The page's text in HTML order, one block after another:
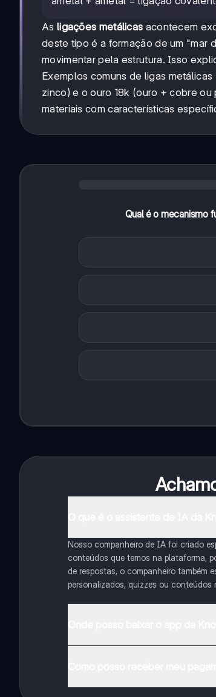
As ligações metálicas acontecem
deste tipo é a formação de um "mar
movimentar pela estrutura. Isso
Exemplos comuns de ligas
zinco) e o ouro 18k (ouro + cobre
materiais com características
Qual é o mecanismo
Nosso companheiro de IA foi criado
conteúdos que temos na plataforma,
de respostas, o companheiro também
personalizados, quizzes ou